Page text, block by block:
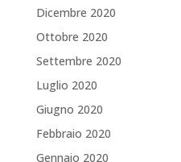
Dicembre 2020
Ottobre 2020
Settembre 2020
Luglio 2020
Giugno 2020
Febbraio 2020
Gennaio 2020